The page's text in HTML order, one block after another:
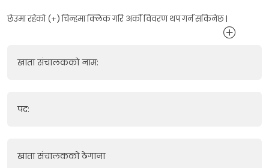
छेउमा रहेको (+) चिन्हमा क्लिक गरि अर्को विवरण थप गर्न सकिनेछ |
खाता संचालकको नाम:
पद:
खाता संचालकको ठेगाना